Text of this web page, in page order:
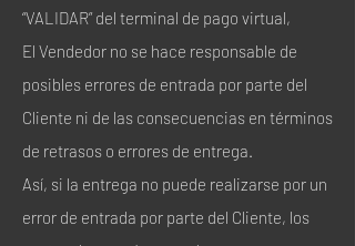
“VALIDAR” del terminal de pago virtual,
El Vendedor no se hace responsable de
posibles errores de entrada por parte del
Cliente ni de las consecuencias en términos
de retrasos o errores de entrega.
Así, si la entrega no puede realizarse por un
error de entrada por parte del Cliente, los